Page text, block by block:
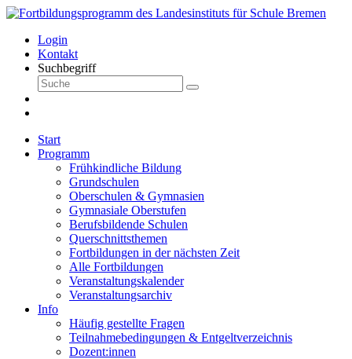
Login
Kontakt
Suchbegriff
Start
Programm
Frühkindliche Bildung
Grundschulen
Oberschulen & Gymnasien
Gymnasiale Oberstufen
Berufsbildende Schulen
Querschnittsthemen
Fortbildungen in der nächsten Zeit
Alle Fortbildungen
Veranstaltungskalender
Veranstaltungsarchiv
Info
Häufig gestellte Fragen
Teilnahmebedingungen & Entgeltverzeichnis
Dozent:innen